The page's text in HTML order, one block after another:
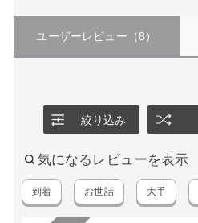
ユーザーレビュー （8）
絞り込み
気になるレビューを表示
到着 お世話 大手